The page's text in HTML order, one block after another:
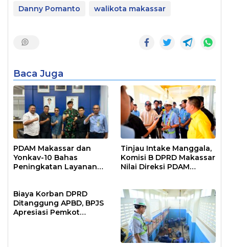
Danny Pomanto walikota makassar
Baca Juga
PDAM Makassar dan
Yonkav-10 Bahas
Peningkatan Layanan
Tinjau Intake Manggala,
Komisi B DPRD Makassar
Nilai Direksi PDAM
Biaya Korban DPRD
Ditanggung APBD, BPJS
Apresiasi Pemkot